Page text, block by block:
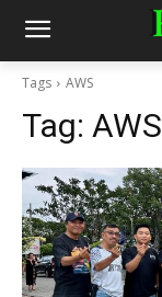
Tags AWS
Tag: AWS